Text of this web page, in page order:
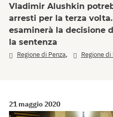
Vladimir Alushkin
arresti per la terza
esaminerà la decisione
la sentenza
Regione di Penza, Regione
21 maggio 2020